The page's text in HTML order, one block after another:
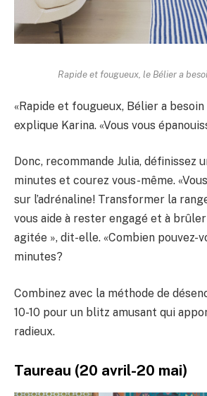
Rapide et fougueux, le Bélier a
«Rapide et fougueux, Bélier a besoin
explique Karina. «Vous vous
Donc, recommande Julia, définissez
minutes et courez vous-même.
sur l’adrénaline! Transformer la
vous aide à rester engagé et à brûler
agitée », dit-elle. «Combien pouvez-
minutes?
Combinez avec la méthode de
10-10 pour un blitz amusant qui
radieux.
Taureau (20 avril-20 mai)